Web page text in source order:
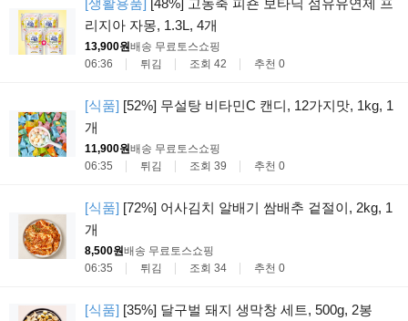
리지아 자몽, 1.3L, 4개
13,900원배송 무료 토스쇼핑
06:36
튀김 조회 42 추천 0
[식품] [52%] 무설탕 비타민C 캔디, 12가지맛, 1kg, 1
개
11,900원배송 무료 토스쇼핑
06:35
튀김 조회 39 추천 0
[식품] [72%] 어사김치 알배기 쌈배추 겉절이, 2kg, 1
개
8,500원배송 무료 토스쇼핑
06:35
튀김 조회 34 추천 0
[식품] [35%] 달구벌 돼지 생막창 세트, 500g, 2봉